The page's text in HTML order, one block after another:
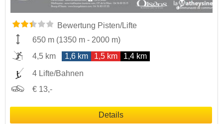
Bewertung Pisten/Lifte
650 m (1350 m - 2000 m)
4,5 km
1,6 km 1,5 km 1,4 km
4 Lifte/Bahnen
€ 13,-
Details